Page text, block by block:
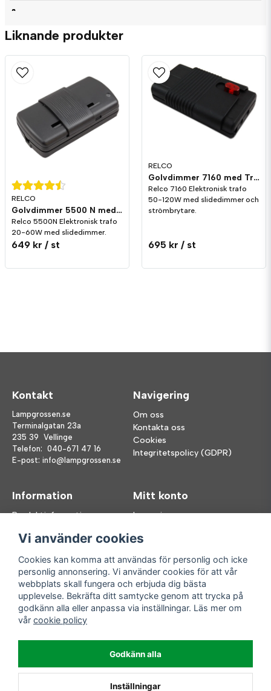
Jonas frågade för 7 månader sedan
Fungerar den till halogenlampor?
Butiken svarade
Ja, det gör den.
Anonym
Funkar toppen!
Roland
för 1 år sedan
Liknande produkter
RELCO
Golvdimmer 5500 N med Trafo 12V
Relco 5500N Elektronisk trafo
20-60W med slidedimmer.
649 kr / st
RELCO
Golvdimmer 7160 med Trafo 12V och strömbrytare
Relco 7160 Elektronisk trafo
50-120W med slidedimmer och
strömbrytare.
695 kr / st
Kontakt
Lampgrossen.se
Terminalgatan 23a
235 39 Vellinge
Telefon: 040-671 47 16
E-post: info@lampgrossen.se
Navigering
Om oss
Kontakta oss
Cookies
Integritetspolicy (GDPR)
Information
Produktinformation
FAQ
Mitt konto
Logga in
Glömt lösenord?
Följ oss
Facebook
Instagram
Handla enkelt
Enkla leveranser
Vi använder cookies
Cookies kan komma att användas för personlig och icke
personlig annonsering. Vi använder cookies för att vår
webbplats skall fungera och erbjuda dig bästa
upplevelse. Bekräfta ditt samtycke genom att trycka på
godkänn alla eller anpassa via inställningar. Läs mer om
vår cookie policy
Godkänn alla
Inställningar